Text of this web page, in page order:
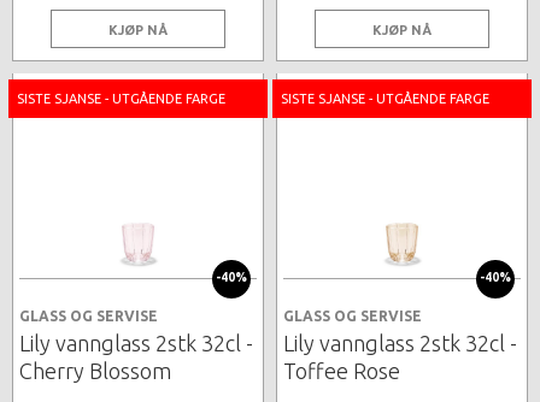
KJØP NÅ KJØP NÅ
SISTE SJANSE - UTGÅENDE FARGE
-40%
GLASS OG SERVISE
Lily vannglass 2stk 32cl -
Cherry Blossom
SISTE SJANSE - UTGÅENDE FARGE
-40%
GLASS OG SERVISE
Lily vannglass 2stk 32cl -
Toffee Rose